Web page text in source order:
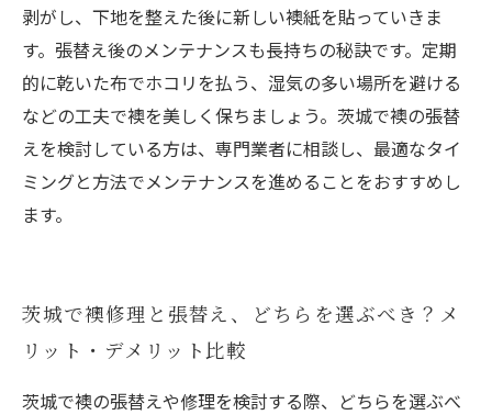
剥がし、下地を整えた後に新しい襖紙を貼っていきま
す。張替え後のメンテナンスも長持ちの秘訣です。定期
的に乾いた布でホコリを払う、湿気の多い場所を避ける
などの工夫で襖を美しく保ちましょう。茨城で襖の張替
えを検討している方は、専門業者に相談し、最適なタイ
ミングと方法でメンテナンスを進めることをおすすめし
ます。
茨城で襖修理と張替え、どちらを選ぶべき？メ
リット・デメリット比較
茨城で襖の張替えや修理を検討する際、どちらを選ぶべ